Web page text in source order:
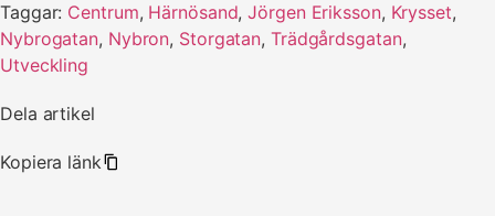
Taggar: Centrum, Härnösand,Jörgen Eriksson, Krysset,
Nybrogatan, Nybron, Storgatan, Trädgårdsgatan,
Utveckling
Dela artikel
Kopiera länk